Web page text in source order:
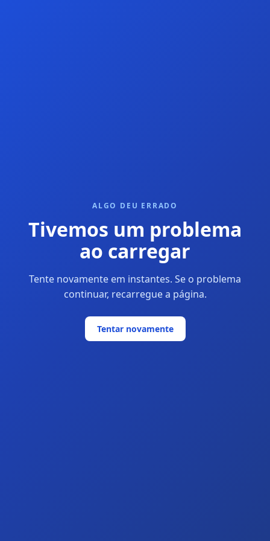
ALGO DEU ERRADO
Tivemos um problema
ao carregar
Tente novamente em instantes. Se o problema
continuar, recarregue a página.
Tentar novamente